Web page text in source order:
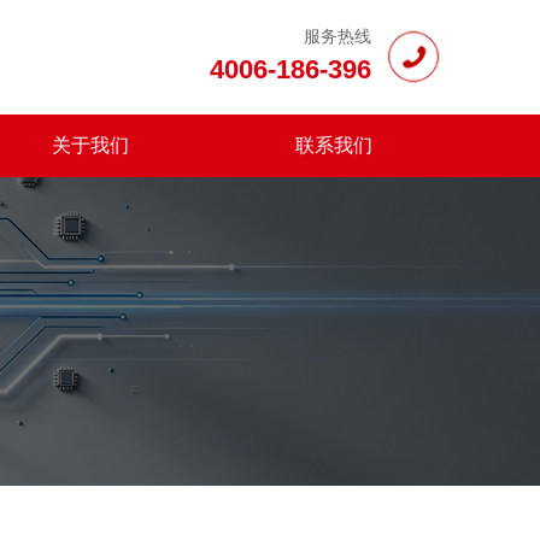
服务热线
4006-186-396
关于我们 联系我们